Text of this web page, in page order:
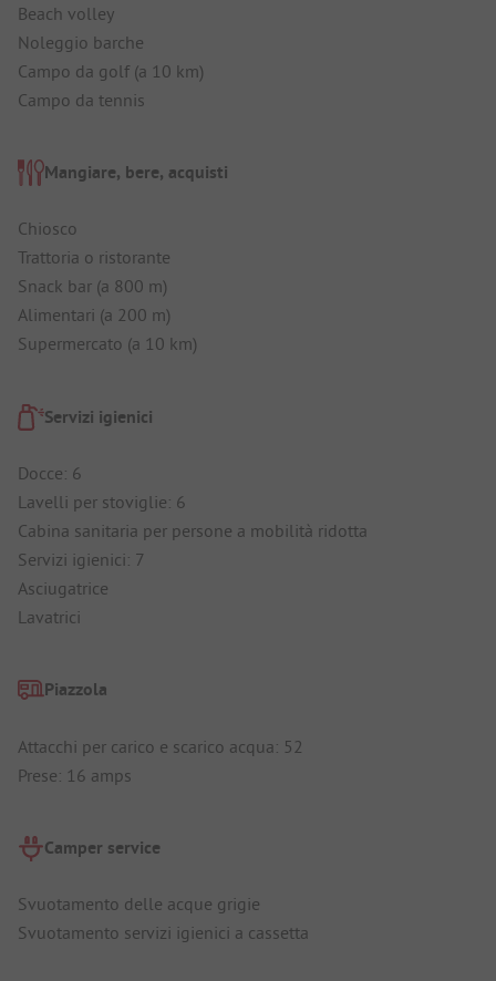
Beach volley
Noleggio barche
Campo da golf (a 10 km)
Campo da tennis
Mangiare, bere, acquisti
Chiosco
Trattoria o ristorante
Snack bar (a 800 m)
Alimentari (a 200 m)
Supermercato (a 10 km)
Servizi igienici
Docce: 6
Lavelli per stoviglie: 6
Cabina sanitaria per persone a mobilità ridotta
Servizi igienici: 7
Asciugatrice
Lavatrici
Piazzola
Attacchi per carico e scarico acqua: 52
Prese: 16 amps
Camper service
Svuotamento delle acque grigie
Svuotamento servizi igienici a cassetta